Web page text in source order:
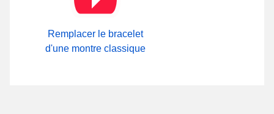
Remplacer le bracelet
d'une montre classique